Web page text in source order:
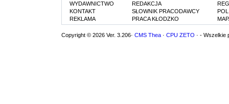
WYDAWNICTWO
KONTAKT
REKLAMA
REDAKCJA
SŁOWNIK PRACODAWCY
PRACA KŁODZKO
Copyright © 2026 Ver. 3.206· CMS Thea · CPU ZETO · - Wszelkie